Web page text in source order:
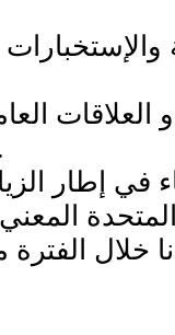
رئيس
في إطار
الفترة من 7 -12 من الشهر